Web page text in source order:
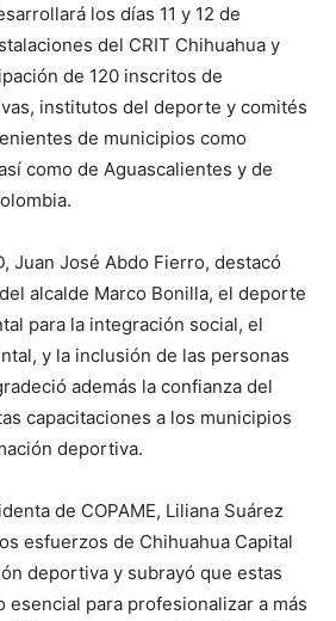
los días 11 y 12 de
del CRIT Chihuahua y
de 120 inscritos de
institutos del deporte y comités
de municipios como
como de Aguascalientes y de
Juan José Abdo Fierro, destacó
alcalde Marco Bonilla, el deporte
para la integración social, el
y la inclusión de las personas
además la confianza del
capacitaciones a los municipios
deportiva.
de COPAME, Liliana Suárez
esfuerzos de Chihuahua Capital
deportiva y subrayó que estas
esencial para profesionalizar a más